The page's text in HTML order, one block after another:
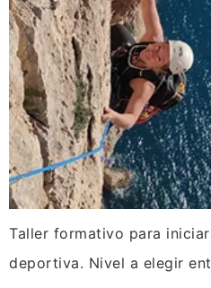
Taller formativo para
deportiva. Nivel a elegir